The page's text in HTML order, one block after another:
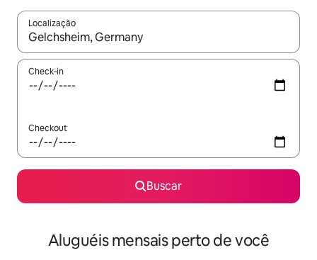
Localização
Quando os resultados estiverem disponíveis, explore-os
Check-in
Checkout
Buscar
Aluguéis mensais perto de você